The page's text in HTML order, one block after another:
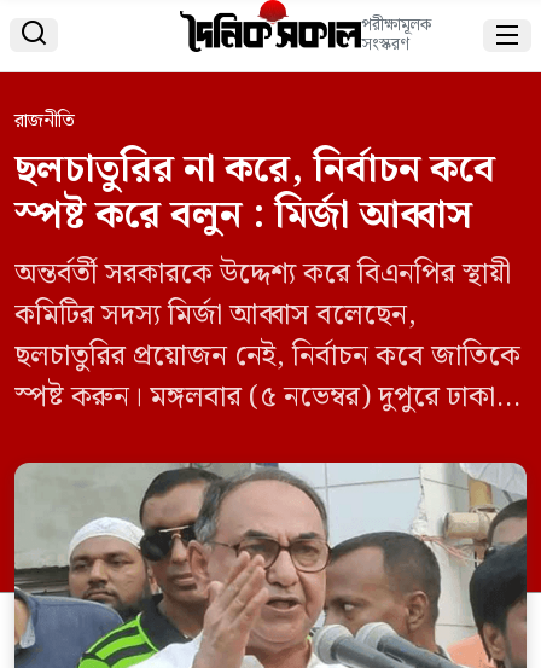
 পরীক্ষামূলক
সংস্করণ 
রাজনীতি
ছলচাতুরির না করে, নির্বাচন কবে
স্পষ্ট করে বলুন : মির্জা আব্বাস
অন্তর্বর্তী সরকারকে উদ্দেশ্য করে বিএনপির স্থায়ী
কমিটির সদস্য মির্জা আব্বাস বলেছেন,
ছলচাতুরির প্রয়োজন নেই, নির্বাচন কবে জাতিকে
স্পষ্ট করুন। মঙ্গলবার (৫ নভেম্বর) দুপুরে ঢাকা
উদ্দিন আহম্মেদের ২১তম মৃত্যুবার্ষিকী উপলক্ষে
আলোচনা অনুষ্ঠানে তিনি একথা বলেন। মির্জা
আব্বাস বলেন, বিএনপির প্রতিষ্ঠাতা জিয়াউর
রহমান বলেছিলেন জাতিকে বিভক্ত রেখে কোন
উন্নয়ন হয় না। আমরাও […]